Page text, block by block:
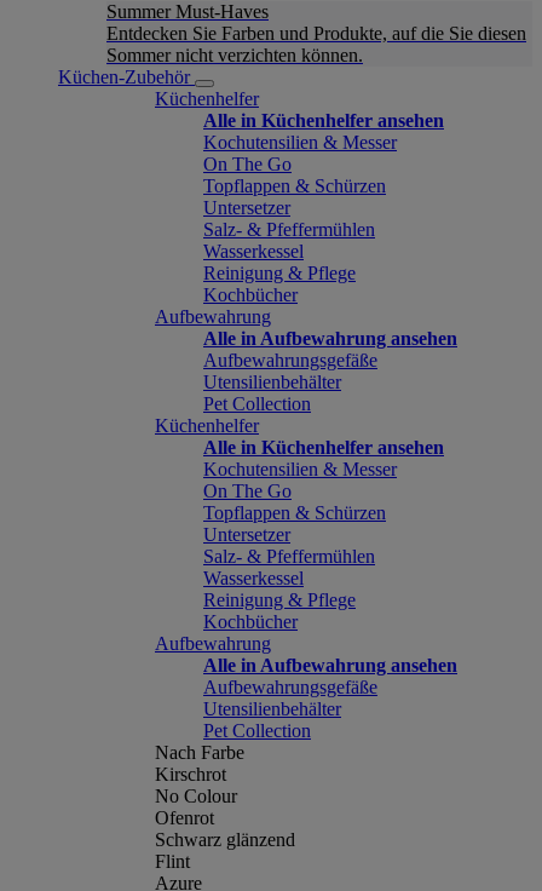
Summer Must-Haves
Entdecken Sie Farben und Produkte, auf die Sie diesen
Sommer nicht verzichten können.
Küchen-Zubehör
Küchenhelfer
Alle in Küchenhelfer ansehen
Kochutensilien & Messer
On The Go
Topflappen & Schürzen
Untersetzer
Salz- & Pfeffermühlen
Wasserkessel
Reinigung & Pflege
Kochbücher
Aufbewahrung
Alle in Aufbewahrung ansehen
Aufbewahrungsgefäße
Utensilienbehälter
Pet Collection
Küchenhelfer
Alle in Küchenhelfer ansehen
Kochutensilien & Messer
On The Go
Topflappen & Schürzen
Untersetzer
Salz- & Pfeffermühlen
Wasserkessel
Reinigung & Pflege
Kochbücher
Aufbewahrung
Alle in Aufbewahrung ansehen
Aufbewahrungsgefäße
Utensilienbehälter
Pet Collection
Nach Farbe
Kirschrot
No Colour
Ofenrot
Schwarz glänzend
Flint
Azure